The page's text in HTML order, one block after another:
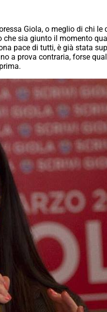
Giola, o meglio di chi le
sia giunto il momento
pace di tutti, è già stata
a prova contraria, forse